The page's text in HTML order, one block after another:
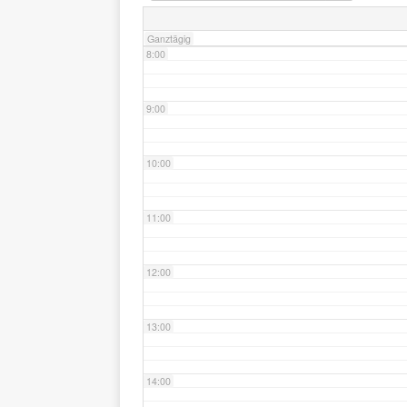
Ganztägig
8:00
9:00
10:00
11:00
12:00
13:00
14:00